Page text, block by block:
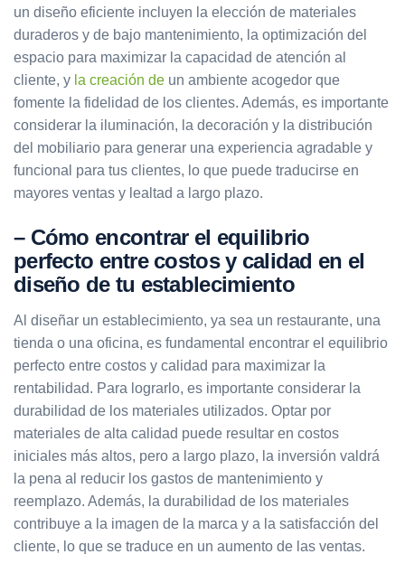
un diseño eficiente incluyen la elección de materiales
duraderos y de bajo mantenimiento, la optimización del
espacio para maximizar la capacidad de atención al
cliente, y la creación de un ambiente acogedor que
fomente la fidelidad de los clientes. Además, es importante
considerar la iluminación, la decoración y la distribución
del mobiliario para generar una experiencia agradable y
funcional para tus clientes, lo que puede traducirse en
mayores ventas y lealtad a largo plazo.
– Cómo encontrar el equilibrio
perfecto entre costos y calidad en el
diseño de tu establecimiento
Al diseñar un establecimiento, ya sea un restaurante, una
tienda o una oficina, es fundamental encontrar el equilibrio
perfecto entre costos y calidad para maximizar la
rentabilidad. Para lograrlo, es importante considerar la
durabilidad de los materiales utilizados. Optar por
materiales de alta calidad puede resultar en costos
iniciales más altos, pero a largo plazo, la inversión valdrá
la pena al reducir los gastos de mantenimiento y
reemplazo. Además, la durabilidad de los materiales
contribuye a la imagen de la marca y a la satisfacción del
cliente, lo que se traduce en un aumento de las ventas.